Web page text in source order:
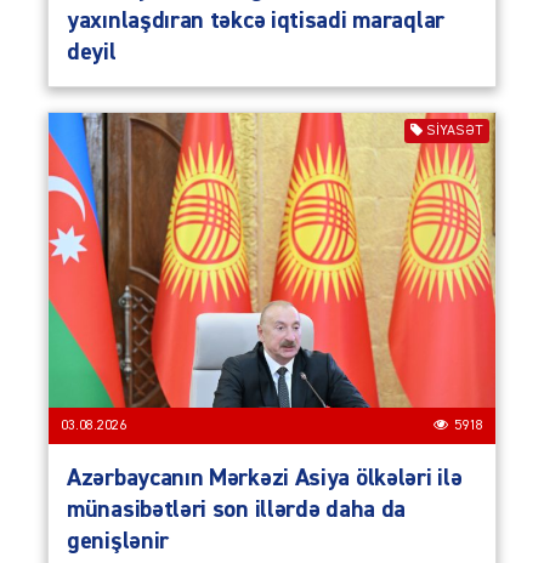
yaxınlaşdıran təkcə iqtisadi maraqlar
deyil
SIYASƏT
03.08.2026 5918
Azərbaycanın Mərkəzi Asiya ölkələri ilə
münasibətləri son illərdə daha da
genişlənir